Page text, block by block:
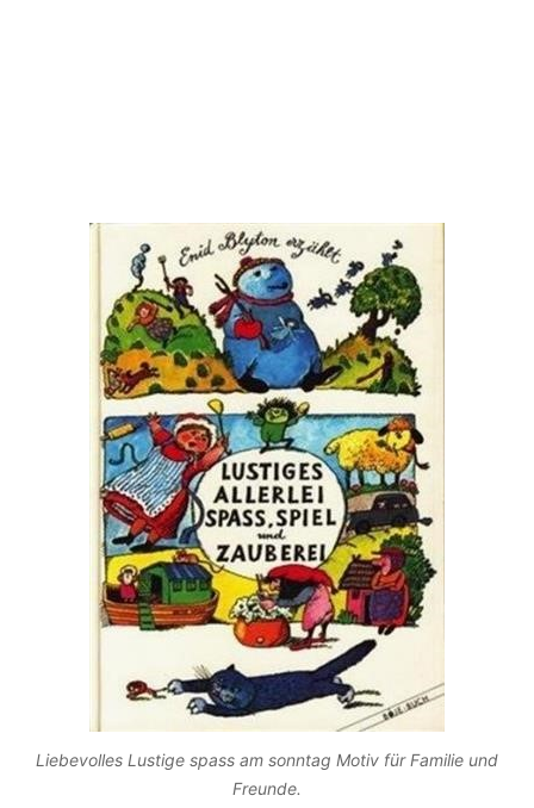
Liebevolles Lustige spass am sonntag Motiv für Familie und
Freunde.